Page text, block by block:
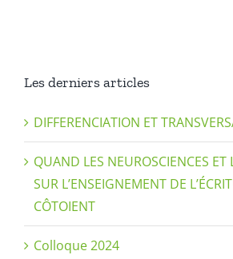
Les derniers articles
DIFFERENCIATION ET
QUAND LES NEUROSCIENCES ET
SUR L’ENSEIGNEMENT DE
CÔTOIENT
Colloque 2024